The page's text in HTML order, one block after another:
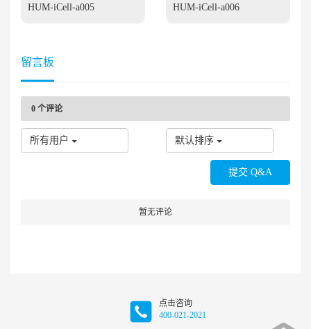
HUM-iCell-a005
HUM-iCell-a006
留言板
0 个评论
所有用户 默认排序
暂无评论
点击咨询
400-021-2021